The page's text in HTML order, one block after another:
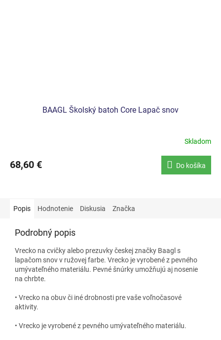
BAAGL Školský batoh Core Lapač snov
Skladom
68,60 € Do košíka
Popis Hodnotenie Diskusia Značka
Podrobný popis
Vrecko na cvičky alebo prezuvky českej značky Baagl s
lapačom snov v ružovej farbe. Vrecko je vyrobené z pevného
umývateľného materiálu. Pevné šnúrky umožňujú aj nosenie
na chrbte.
• Vrecko na obuv či iné drobnosti pre vaše voľnočasové
aktivity.
• Vrecko je vyrobené z pevného umývateľného materiálu.